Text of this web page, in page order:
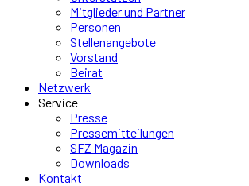
Mitglieder und Partner
Personen
Stellenangebote
Vorstand
Beirat
Netzwerk
Service
Presse
Pressemitteilungen
SFZ Magazin
Downloads
Kontakt